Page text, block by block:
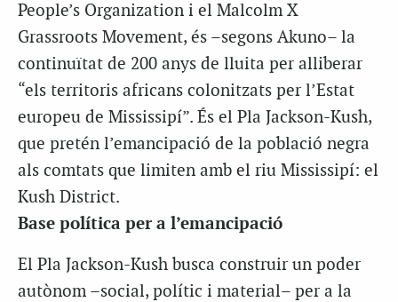
People’s Organization i el Malcolm X
Grassroots Movement, és –segons Akuno– la
continuïtat de 200 anys de lluita per alliberar
“els territoris africans colonitzats per l’Estat
europeu de Mississipí”. És el Pla Jackson-Kush,
que pretén l’emancipació de la població negra
als comtats que limiten amb el riu Mississipí: el
Kush District.
Base política per a l’emancipació
El Pla Jackson-Kush busca construir un poder
autònom –social, polític i material– per a la